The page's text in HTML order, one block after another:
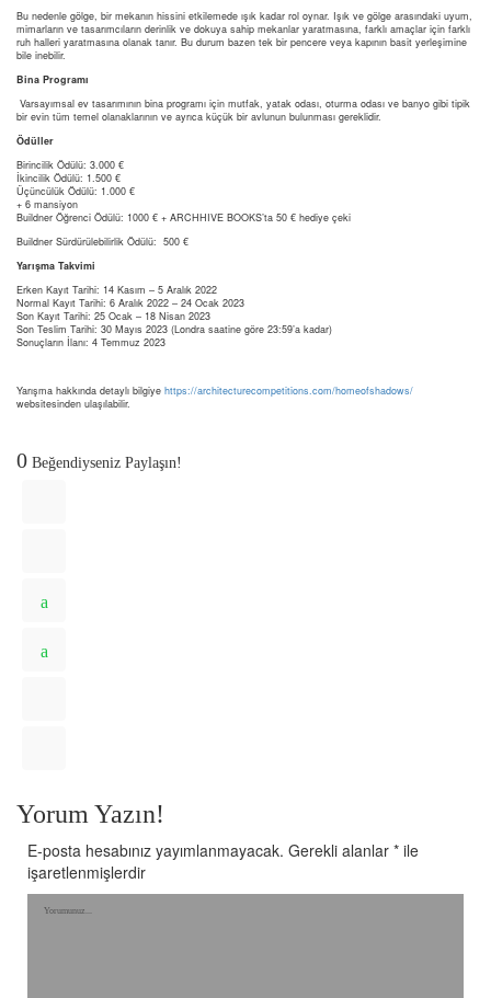
Bu nedenle gölge, bir mekanın hissini etkilemede ışık kadar rol oynar. Işık ve gölge arasındaki uyum,
mimarların ve tasarımcıların derinlik ve dokuya sahip mekanlar yaratmasına, farklı amaçlar için farklı
ruh halleri yaratmasına olanak tanır. Bu durum bazen tek bir pencere veya kapının basit yerleşimine
bile inebilir.
Bina Programı
Varsayımsal ev tasarımının bina programı için mutfak, yatak odası, oturma odası ve banyo gibi tipik
bir evin tüm temel olanaklarının ve ayrıca küçük bir avlunun bulunması gereklidir.
Ödüller
Birincilik Ödülü: 3.000 €
İkincilik Ödülü: 1.500 €
Üçüncülük Ödülü: 1.000 €
+ 6 mansiyon
Buildner Öğrenci Ödülü: 1000 € + ARCHHIVE BOOKS’ta 50 € hediye çeki
Buildner Sürdürülebilirlik Ödülü: 500 €
Yarışma Takvimi
Erken Kayıt Tarihi: 14 Kasım – 5 Aralık 2022
Normal Kayıt Tarihi: 6 Aralık 2022 – 24 Ocak 2023
Son Kayıt Tarihi: 25 Ocak – 18 Nisan 2023
Son Teslim Tarihi: 30 Mayıs 2023 (Londra saatine göre 23:59’a kadar)
Sonuçların İlanı: 4 Temmuz 2023
Yarışma hakkında detaylı bilgiye https://architecturecompetitions.com/homeofshadows/
websitesinden ulaşılabilir.
0 Beğendiyseniz Paylaşın!
Yorum Yazın!
E-posta hesabınız yayımlanmayacak. Gerekli alanlar * ile
işaretlenmişlerdir